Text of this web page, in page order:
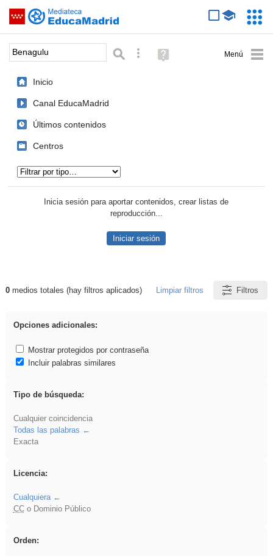
Saltar navegación
Palabra o frase: Búsqueda avanzada
Ayuda
(en
Inicio
Canal EducaMadrid
Últimos contenidos
Centros
Inicia sesión para aportar contenidos, crear listas de
reproducción...
Iniciar sesión
Resultados de: Benagulu
0medios totales (hay filtros aplicados) Limpiar filtros Filtros
Opciones adicionales:
Mostrar protegidos por contraseña
Incluir palabras similares
Tipo de búsqueda:
Cualquier coincidencia
Todas las palabras
Exacta
Licencia:
Cualquiera
CCo Dominio Público
Orden: